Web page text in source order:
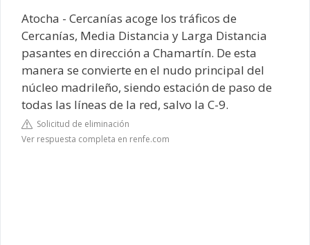
Atocha - Cercanías acoge los tráficos de
Cercanías, Media Distancia y Larga Distancia
pasantes en dirección a Chamartín. De esta
manera se convierte en el nudo principal del
núcleo madrileño, siendo estación de paso de
todas las líneas de la red, salvo la C-9.
Solicitud de eliminación
Ver respuesta completa en renfe.com